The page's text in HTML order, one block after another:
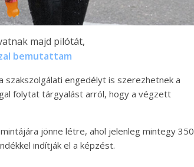
majd pilótát,
bemutattam
szakszolgálati engedélyt is szerezhetnek a
folytat tárgyalást arról, hogy a végzett
jönne létre, ahol jelenleg mintegy 350
indítják el a képzést.